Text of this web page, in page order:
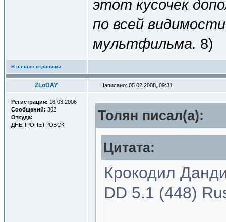
этот кусочек
по всей
мультфильма. 8)
В начало страницы
ZLoDAY Написано: 05.02.2008, 09:31
Регистрация: 16.03.2006
Сообщений: 302
Откуда:
ДНЕПРОПЕТРОВСК
Толян писал(a):
Цитата:
Крокодил
DD 5.1 (448)